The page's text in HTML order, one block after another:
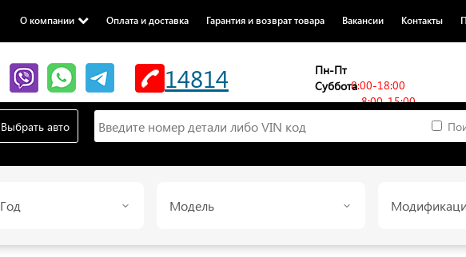
О компании Оплата и доставка Гарантия и возврат товара Вакансии Контакты
14814
Пн-Пт
8:00-18:00
Суббота
8:00-15:00
Выбрать авто
Год Модель